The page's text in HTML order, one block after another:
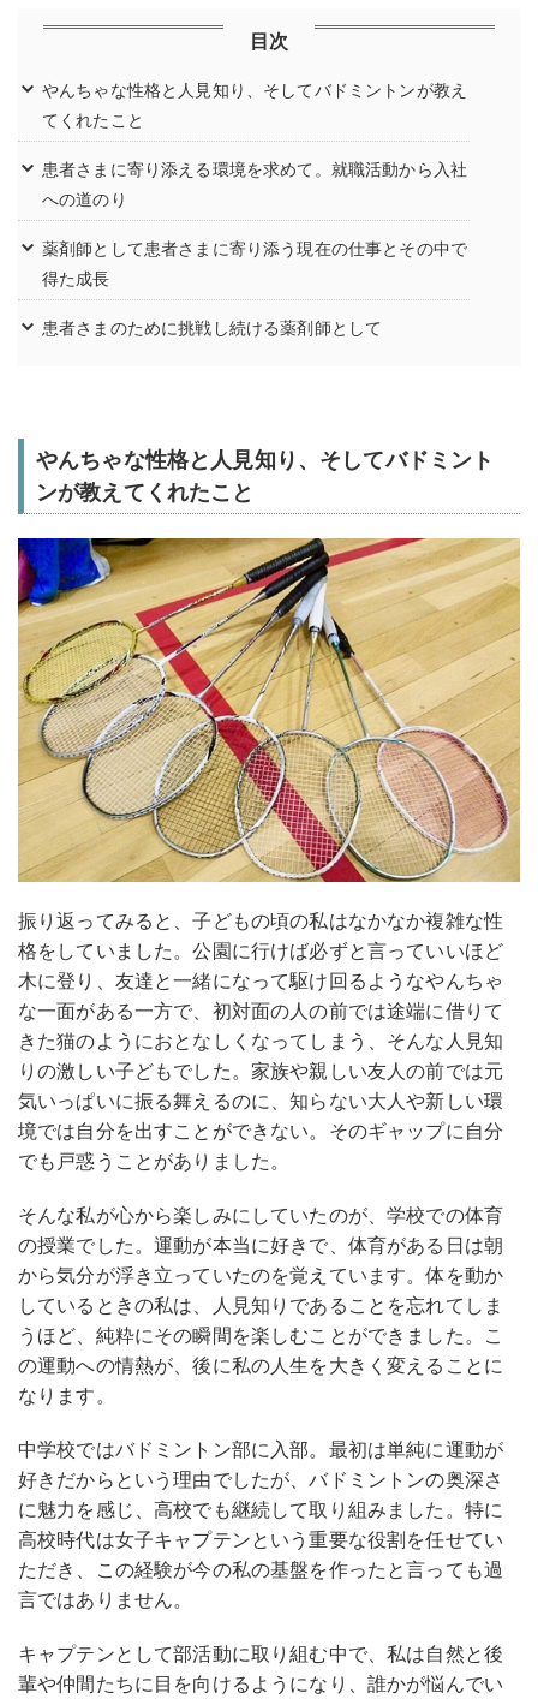
目次
やんちゃな性格と人見知り、そしてバドミントンが教え
てくれたこと
患者さまに寄り添える環境を求めて。就職活動から入社
への道のり
薬剤師として患者さまに寄り添う現在の仕事とその中で
得た成長
患者さまのために挑戦し続ける薬剤師として
やんちゃな性格と人見知り、そしてバドミント
ンが教えてくれたこと
振り返ってみると、子どもの頃の私はなかなか複雑な性
格をしていました。公園に行けば必ずと言っていいほど
木に登り、友達と一緒になって駆け回るようなやんちゃ
な一面がある一方で、初対面の人の前では途端に借りて
きた猫のようにおとなしくなってしまう、そんな人見知
りの激しい子どもでした。家族や親しい友人の前では元
気いっぱいに振る舞えるのに、知らない大人や新しい環
境では自分を出すことができない。そのギャップに自分
でも戸惑うことがありました。
そんな私が心から楽しみにしていたのが、学校での体育
の授業でした。運動が本当に好きで、体育がある日は朝
から気分が浮き立っていたのを覚えています。体を動か
しているときの私は、人見知りであることを忘れてしま
うほど、純粋にその瞬間を楽しむことができました。こ
の運動への情熱が、後に私の人生を大きく変えることに
なります。
中学校ではバドミントン部に入部。最初は単純に運動が
好きだからという理由でしたが、バドミントンの奥深さ
に魅力を感じ、高校でも継続して取り組みました。特に
高校時代は女子キャプテンという重要な役割を任せてい
ただき、この経験が今の私の基盤を作ったと言っても過
言ではありません。
キャプテンとして部活動に取り組む中で、私は自然と後
輩や仲間たちに目を向けるようになり、誰かが悩んでい